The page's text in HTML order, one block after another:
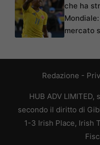
che ha
mercato
Redazione -
HUB ADV
secondo il diritto di
1-3 Irish Place, Irish